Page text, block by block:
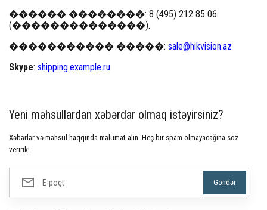
������ ��������: 8 (495) 212 85 06
(��������������).
����������� �����: sale@hikvision.az
Skype: shipping.example.ru
Yeni məhsullardan xəbərdar olmaq istəyirsiniz?
Xəbərlər və məhsul haqqında məlumat alın. Heç bir spam olmayacağına söz
veririk!